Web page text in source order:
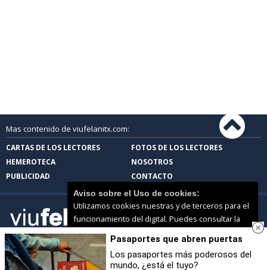
Mas contenido de viufelanitx.com:
CARTAS DE LOS LECTORES
FOTOS DE LOS LECTORES
HEMEROTECA
NOSOTROS
PUBLICIDAD
CONTACTO
viufelanitx.com |Términos de uso Protección de
datos
© 2026 | Todos los derechos reservados
Aviso sobre el Uso de cookies:
Utilizamos cookies nuestras y de terceros para el
funcionamiento del digital. Puedes consultar la
lista de cookies y como desconectarlas.
nuestra Política de Privacidad y Cookies
Aceptar Cookies
Personalizar
Pasaportes que abren puertas
Los pasaportes más poderosos del
mundo, ¿está el tuyo?